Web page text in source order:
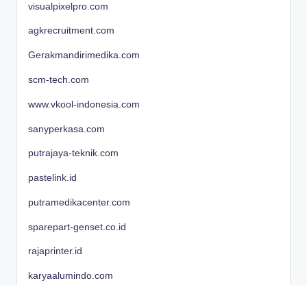
visualpixelpro.com
agkrecruitment.com
Gerakmandirimedika.com
scm-tech.com
www.vkool-indonesia.com
sanyperkasa.com
putrajaya-teknik.com
pastelink.id
putramedikacenter.com
sparepart-genset.co.id
rajaprinter.id
karyaalumindo.com